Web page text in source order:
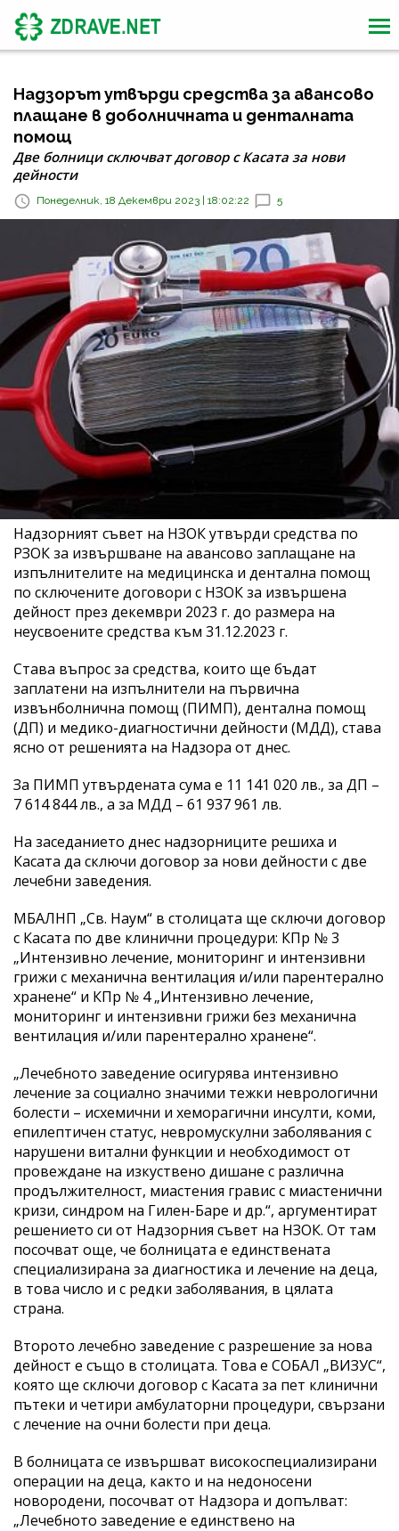
Надзорът утвърди средства за авансово
плащане в доболничната и денталната
помощ
Две болници сключват договор с Касата за нови
дейности
Понеделник, 18 Декември 2023 | 18:02:22 5
Надзорният съвет на НЗОК утвърди средства по
РЗОК за извършване на авансово заплащане на
изпълнителите на медицинска и дентална помощ
по сключените договори с НЗОК за извършена
дейност през декември 2023 г. до размера на
неусвоените средства към 31.12.2023 г.
Става въпрос за средства, които ще бъдат
заплатени на изпълнители на първична
извънболнична помощ (ПИМП), дентална помощ
(ДП) и медико-диагностични дейности (МДД), става
ясно от решенията на Надзора от днес.
За ПИМП утвърдената сума е 11 141 020 лв., за ДП –
7 614 844 лв., а за МДД – 61 937 961 лв.
На заседанието днес надзорниците решиха и
Касата да сключи договор за нови дейности с две
лечебни заведения.
МБАЛНП „Св. Наум“ в столицата ще сключи договор
с Касата по две клинични процедури: КПр № 3
„Интензивно лечение, мониторинг и интензивни
грижи с механична вентилация и/или парентерално
хранене“ и КПр № 4 „Интензивно лечение,
мониторинг и интензивни грижи без механична
вентилация и/или парентерално хранене“.
„Лечебното заведение осигурява интензивно
лечение за социално значими тежки неврологични
болести – исхемични и хеморагични инсулти, коми,
епилептичен статус, невромускулни заболявания с
нарушени витални функции и необходимост от
провеждане на изкуствено дишане с различна
продължителност, миастения гравис с миастенични
кризи, синдром на Гилен-Баре и др.“, аргументират
решението си от Надзорния съвет на НЗОК. От там
посочват още, че болницата е единствената
специализирана за диагностика и лечение на деца,
в това число и с редки заболявания, в цялата
страна.
Второто лечебно заведение с разрешение за нова
дейност е също в столицата. Това е СОБАЛ „ВИЗУС“,
която ще сключи договор с Касата за пет клинични
пътеки и четири амбулаторни процедури, свързани
с лечение на очни болести при деца.
В болницата се извършват високоспециализирани
операции на деца, както и на недоносени
новородени, посочват от Надзора и допълват:
„Лечебното заведение е единствено на